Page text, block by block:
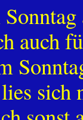
auch
sich